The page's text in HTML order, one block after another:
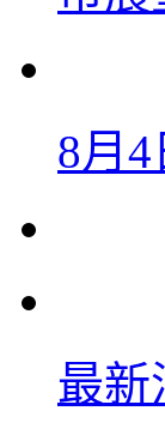
8月
最新